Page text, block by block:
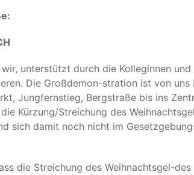
unterstützt durch die Kolleginnen und
Die Großdemon-stration ist von uns
Jungfernstieg, Bergstraße bis ins
Kürzung/Streichung des
sich damit noch nicht im
die Streichung des Weihnachtsgel-